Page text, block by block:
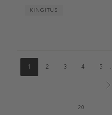
KINGITUS
1 2 3 4 5
size
20